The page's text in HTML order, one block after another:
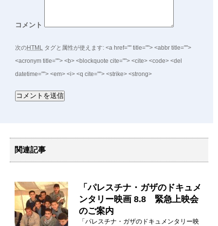
コメント
次のHTML タグと属性が使えます: <a href="" title=""> <abbr title="">
<acronym title=""> <b> <blockquote cite=""> <cite> <code> <del
datetime=""> <em> <i> <q cite=""> <strike> <strong>
関連記事
「パレスチナ・ガザのドキュメ
ンタリー映画 8.8 緊急上映会
のご案内
「パレスチナ・ガザのドキュメンタリー映